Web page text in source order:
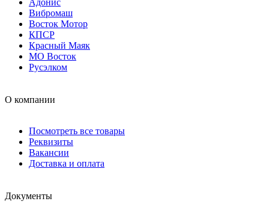
Адонис
Вибромаш
Восток Мотор
КПСР
Красный Маяк
МО Восток
Русэлком
О компании
Посмотреть все товары
Реквизиты
Вакансии
Доставка и оплата
Документы